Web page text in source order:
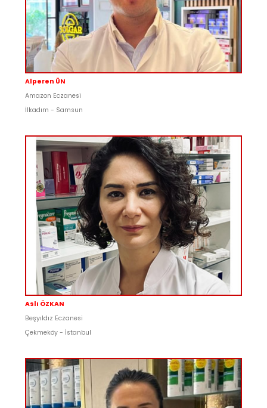
Alperen ÜN
Amazon Eczanesi
İlkadım - Samsun
Aslı ÖZKAN
Beşyıldız Eczanesi
Çekmeköy - İstanbul